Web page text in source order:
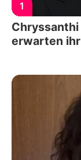
1
Chryssanthi
erwarten